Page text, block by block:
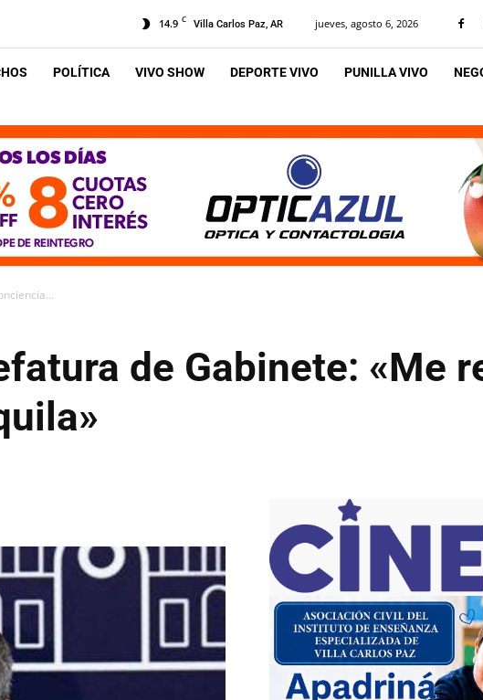
14.9 C Villa Carlos Paz, AR jueves, agosto 6, 2026
POLÍTICA VIVO SHOW DEPORTE VIVO PUNILLA VIVO
de Gabinete: «Me